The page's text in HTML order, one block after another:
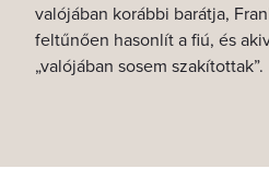
valójában korábbi barátja,
feltűnően hasonlít a fiú, és
„valójában sosem szakítottak”.